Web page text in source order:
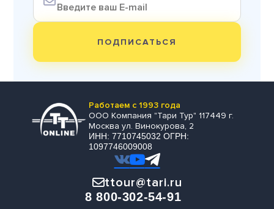
ПОДПИСАТЬСЯ
Работаем с 1993 года
ООО Компания "Тари Тур" 117449 г.
Москва ул. Винокурова, 2
ИНН: 7710745032 ОГРН:
1097746009008
ttour@tari.ru
8 800-302-54-91